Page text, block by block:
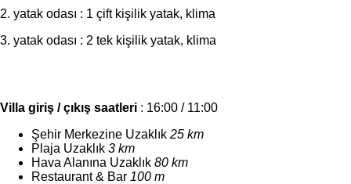
2. yatak odası : 1 çift kişilik yatak, klima
3. yatak odası : 2 tek kişilik yatak, klima
Villa giriş / çıkış saatleri : 16:00 / 11:00
Şehir Merkezine Uzaklık 25 km
Plaja Uzaklık 3 km
Hava Alanına Uzaklık 80 km
Restaurant & Bar 100 m